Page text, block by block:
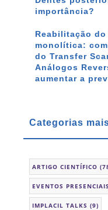
importância?
Reabilitação
monolítica:
do Transfer
Análogos
aumentar a
Categorias
ARTIGO CIENTÍFICO
EVENTOS PRESENCIAIS
IMPLACIL TALKS (9)